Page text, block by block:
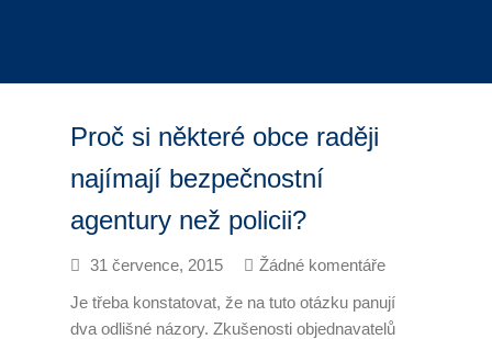
Úklid kanceláří
Generální úklid
Velkoplošný denní úklid
PCO – Pult centrální ochrany
Proč si některé obce raději
najímají bezpečnostní
agentury než policii?
31 července, 2015
Žádné komentáře
Je třeba konstatovat, že na tuto otázku panují
dva odlišné názory. Zkušenosti objednavatelů